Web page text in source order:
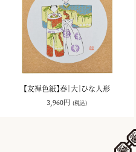
【友禅色紙】春｜大｜ひな人形
3,960円 (税込)